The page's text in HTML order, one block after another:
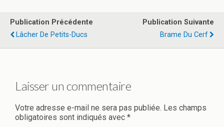
b
o
o
o
d
o
g
Publication Précédente
Lâcher De Petits-Ducs
Publication Suivante
Brame Du Cerf
Laisser un commentaire
Votre adresse e-mail ne sera pas publiée. Les champs
obligatoires sont indiqués avec *